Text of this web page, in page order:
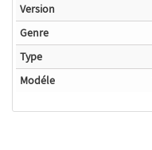
Version
Genre
Type
Modéle